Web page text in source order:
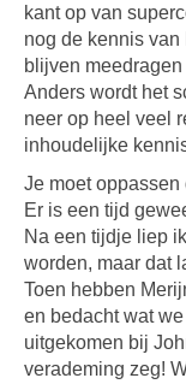
kant op van
nog de kennis
blijven
Anders wordt het
neer op heel veel
inhoudelijke
Je moet
Er is een tijd
Na een tijdje liep
worden, maar dat
Toen hebben
en bedacht wat
uitgekomen bij
verademing zeg!